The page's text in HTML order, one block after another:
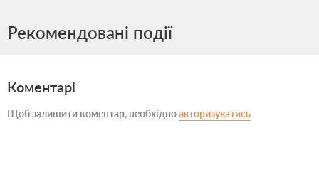
Рекомендовані події
Коментарі
Щоб залишити коментар, необхідноавторизуватись